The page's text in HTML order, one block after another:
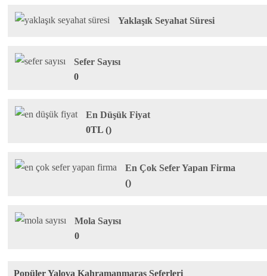
Yaklaşık Seyahat Süresi
Sefer Sayısı
0
En Düşük Fiyat
0TL ()
En Çok Sefer Yapan Firma
()
Mola Sayısı
0
Popüler Yalova Kahramanmaraş Seferleri